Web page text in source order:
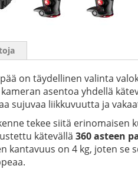
on täydellinen valinta
asentoa yhdellä
sujuvaa liikkuvuutta ja
tekee siitä
kätevällä 360 asteen
kantavuus on 4 kg, joten se